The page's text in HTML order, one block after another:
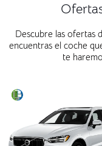
Descubre las ofertas
encuentras el coche
te